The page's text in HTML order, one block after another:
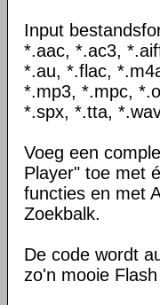
Input
*.aac, *.ac3,
*.au, *.flac,
*.mp3, *.mpc,
*.spx, *.tta,
Voeg een
Player" toe met
functies en met
Zoekbalk.
De code wordt
zo'n mooie